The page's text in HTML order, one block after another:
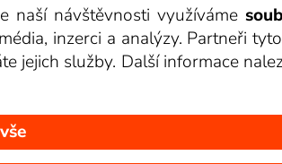
naší návštěvnosti využíváme
inzerci a analýzy. Partneři
jejich služby. Další informace